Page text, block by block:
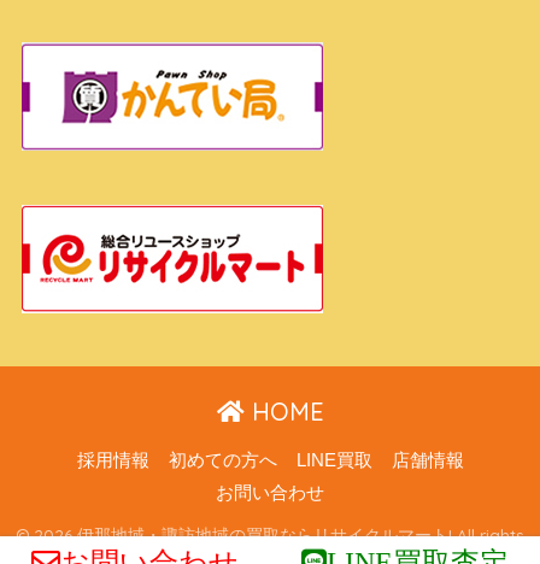
HOME
採用情報 初めての方へ LINE買取
店舗情報
お問い合わせ
© 2026 伊那地域・諏訪地域の買取ならリサイクルマート! All rights
reserved.